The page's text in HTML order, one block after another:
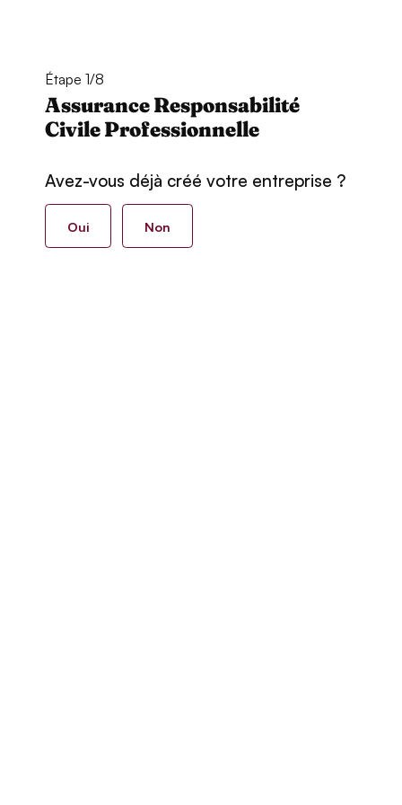
Étape 1/8
Assurance Responsabilité
Civile Professionnelle
Avez-vous déjà créé votre entreprise ?
Oui Non